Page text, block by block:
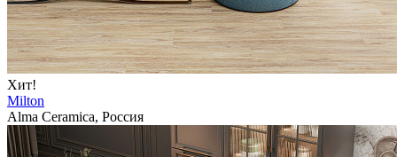
Хит!
Milton
Alma Ceramica, Россия